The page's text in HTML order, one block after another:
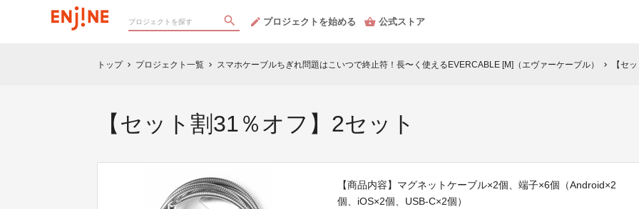
プロジェクトを始める 公式ストア
トップ chevron_right プロジェクト一覧 chevron_right スマホケーブルちぎれ問題はこいつで終止符！長〜く使えるEVERCABLE [M]（エヴァーケーブル） chevron_right 【セ
【セット割31％オフ】2セット
【商品内容】マグネットケーブル×2個、端子×6個（Android×2
個、iOS×2個、USB-C×2個）